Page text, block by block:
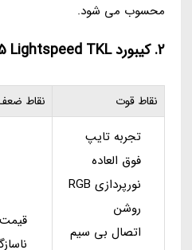
محسوب می شود.
2. کیبورد Logitech G915 Lightspeed TKL
نقاط قوت نقاط
تجربه تایپ
فوق العاده
نورپردازی RGB
روشن
اتصال بی سیم
قیمت